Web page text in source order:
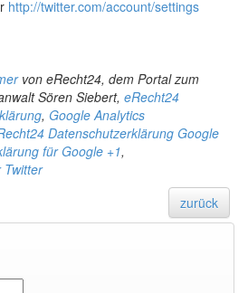
http://twitter.com/account/settings
von eRecht24, dem Portal zum
Sören Siebert, eRecht24
, Google Analytics
Datenschutzerklärung Google
für Google +1,
Twitter
zurück